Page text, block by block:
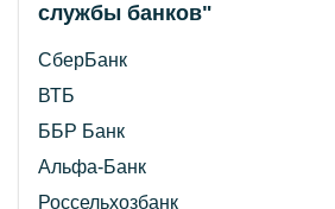
службы банков"
СберБанк
ВТБ
ББР Банк
Альфа-Банк
Россельхозбанк